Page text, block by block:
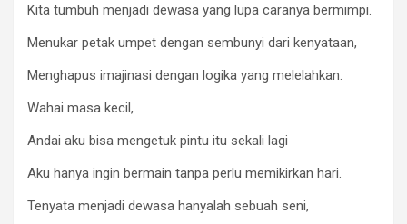
Kita tumbuh menjadi dewasa yang lupa caranya bermimpi.
Menukar petak umpet dengan sembunyi dari kenyataan,
Menghapus imajinasi dengan logika yang melelahkan.
Wahai masa kecil,
Andai aku bisa mengetuk pintu itu sekali lagi
Aku hanya ingin bermain tanpa perlu memikirkan hari.
Tenyata menjadi dewasa hanyalah sebuah seni,